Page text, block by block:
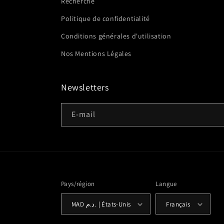
Politique de confidentialité
Conditions générales d'utilisation
Nos Mentions Légales
Newsletters
E-mail
Pays/région
MAD د.م. | États-Unis
Langue
Français